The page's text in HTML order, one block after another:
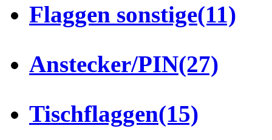
Flaggen sonstige(11)
Anstecker/PIN(27)
Tischflaggen(15)